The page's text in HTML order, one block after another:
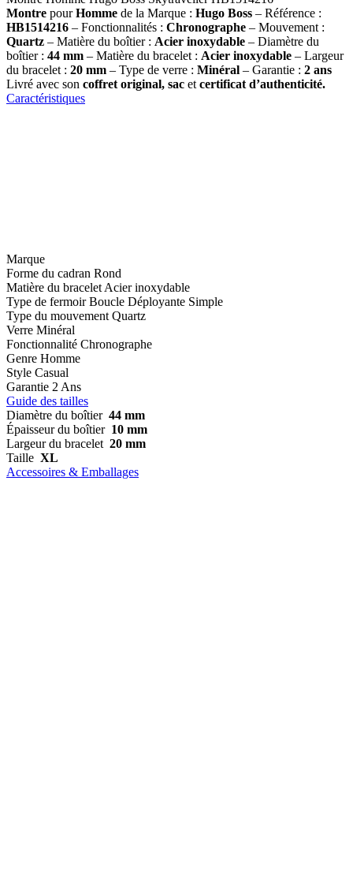
Montre pourHomme de la Marque : Hugo Boss – Référence :
HB1514216 – Fonctionnalités : Chronographe – Mouvement :
Quartz – Matière du boîtier : Acier inoxydable – Diamètre du
boîtier : 44 mm – Matière du bracelet : Acier inoxydable – Largeur
du bracelet : 20 mm – Type de verre : Minéral – Garantie : 2 ans
Livré avec son coffret original, sac et certificat d’authenticité.
Caractéristiques
Marque
Forme du cadran Rond
Matière du bracelet Acier inoxydable
Type de fermoir Boucle Déployante Simple
Type du mouvement Quartz
Verre Minéral
Fonctionnalité Chronographe
Genre Homme
Style Casual
Garantie 2 Ans
Guide des tailles
Diamètre du boîtier 44 mm
Épaisseur du boîtier 10 mm
Largeur du bracelet 20 mm
Taille XL
Accessoires & Emballages